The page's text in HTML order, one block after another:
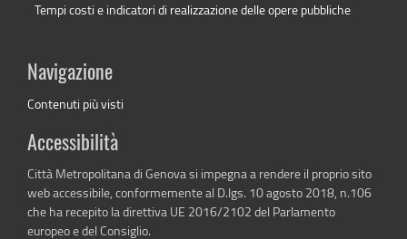
Tempi costi e indicatori di realizzazione delle opere pubbliche
Navigazione
Contenuti più visti
Accessibilità
Città Metropolitana di Genova si impegna a rendere il proprio sito
web accessibile, conformemente al D.lgs. 10 agosto 2018, n.106
che ha recepito la direttiva UE 2016/2102 del Parlamento
europeo e del Consiglio.